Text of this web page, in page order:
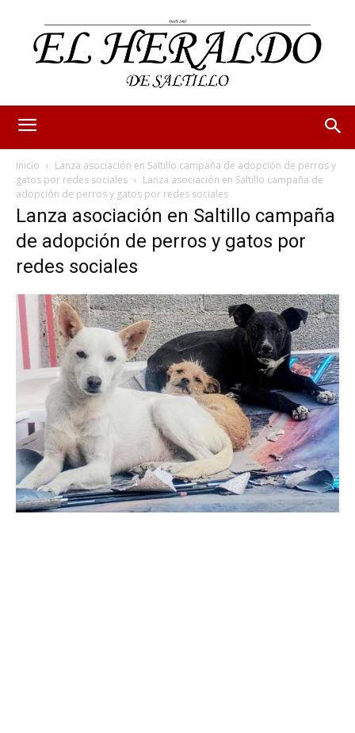
Inicio
Lanza asociación en Saltillo campaña de adopción de perros y
gatos por redes sociales
Lanza asociación en Saltillo campaña de
adopción de perros y gatos por redes sociales
Lanza asociación en Saltillo campaña
de adopción de perros y gatos por
redes sociales